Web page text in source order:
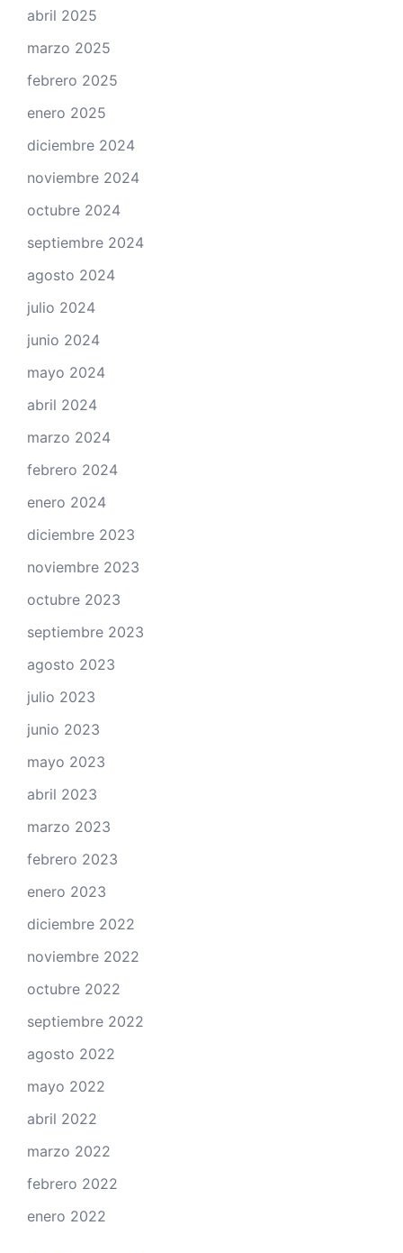
abril 2025
marzo 2025
febrero 2025
enero 2025
diciembre 2024
noviembre 2024
octubre 2024
septiembre 2024
agosto 2024
julio 2024
junio 2024
mayo 2024
abril 2024
marzo 2024
febrero 2024
enero 2024
diciembre 2023
noviembre 2023
octubre 2023
septiembre 2023
agosto 2023
julio 2023
junio 2023
mayo 2023
abril 2023
marzo 2023
febrero 2023
enero 2023
diciembre 2022
noviembre 2022
octubre 2022
septiembre 2022
agosto 2022
mayo 2022
abril 2022
marzo 2022
febrero 2022
enero 2022